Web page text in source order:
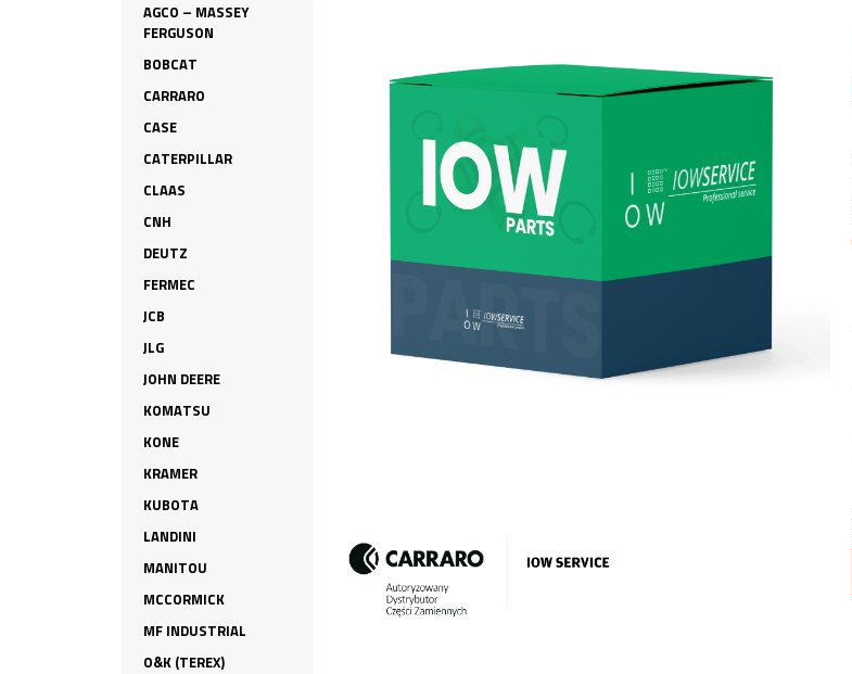
AGCO – MASSEY
FERGUSON
BOBCAT
CARRARO
CASE
CATERPILLAR
CLAAS
CNH
DEUTZ
FERMEC
JCB
JLG
JOHN DEERE
KOMATSU
KONE
KRAMER
KUBOTA
LANDINI
MANITOU
MCCORMICK
MF INDUSTRIAL
O&K (TEREX)